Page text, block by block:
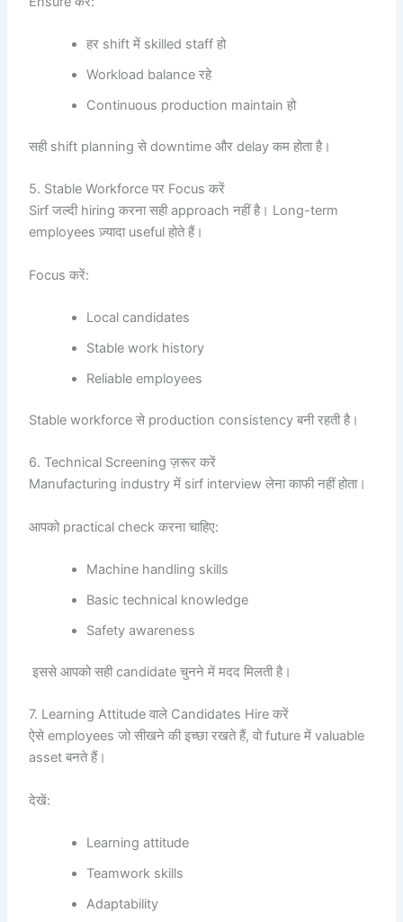
हर shift में skilled staff हो
Workload balance रहे
Continuous production maintain हो
सही shift planning से downtime और delay कम होता है।
5. Stable Workforce पर Focus करें
Sirf जल्दी hiring करना सही approach नहीं है। Long-term
employees ज़्यादा useful होते हैं।
Focus करें:
Local candidates
Stable work history
Reliable employees
Stable workforce से production consistency बनी रहती है।
6. Technical Screening ज़रूर करें
Manufacturing industry में sirf interview लेना काफी नहीं होता।
आपको practical check करना चाहिए:
Machine handling skills
Basic technical knowledge
Safety awareness
इससे आपको सही candidate चुनने में मदद मिलती है।
7. Learning Attitude वाले Candidates Hire करें
ऐसे employees जो सीखने की इच्छा रखते हैं, वो future में valuable
asset बनते हैं।
देखें:
Learning attitude
Teamwork skills
Adaptability